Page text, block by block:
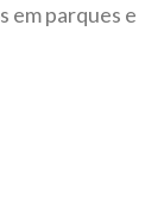
em parques e